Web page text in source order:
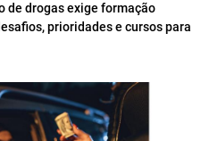
de drogas exige formação
prioridades e cursos para